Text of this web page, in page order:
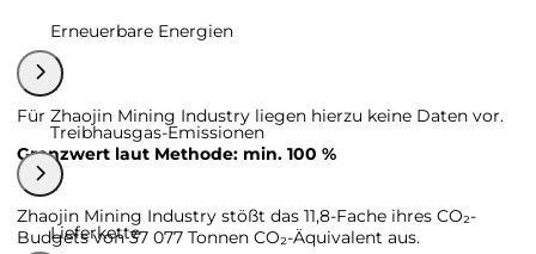
Erneuerbare Energien
Für Zhaojin Mining Industry liegen hierzu keine Daten vor.
Grenzwert laut Methode: min. 100 %
Treibhausgas-Emissionen
Zhaojin Mining Industry stößt das 11,8-Fache ihres CO₂-
Budgets von 37 077 Tonnen CO₂-Äquivalent aus.
Lieferkette